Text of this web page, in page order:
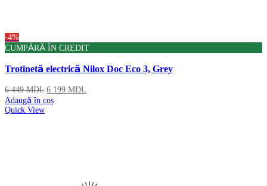
-4%
CUMPĂRĂ ÎN CREDIT
Trotinetă electrică Nilox Doc Eco 3, Grey
6 449MDL 6 199 MDL
Adaugă în coș
Quick View